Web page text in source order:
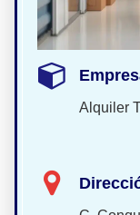
Alquiler